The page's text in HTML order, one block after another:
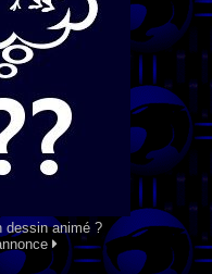
dessin animé ?